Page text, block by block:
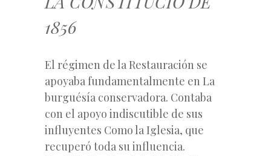
1856
El régimen de la Restauración se
apoyaba fundamentalmente en La
burguésía conservadora. Contaba
con el apoyo indiscutible de sus
influyentes Como la Iglesia, que
recuperó toda su influencia.